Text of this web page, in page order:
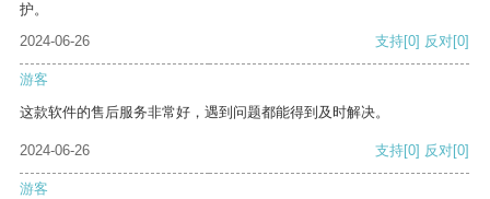
护。
2024-06-26
支持[0] 反对[0]
游客
这款软件的售后服务非常好，遇到问题都能得到及时解决。
2024-06-26 支持[0] 反对[0]
游客